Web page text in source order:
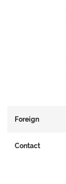
Foreign
Contact